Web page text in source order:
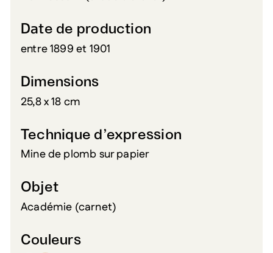
Date de production
entre 1899 et 1901
Dimensions
25,8 x 18 cm
Technique d’expression
Mine de plomb sur papier
Objet
Académie (carnet)
Couleurs